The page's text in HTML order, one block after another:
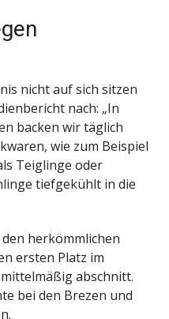
nicht auf sich sitzen
nach: „In
backen wir täglich
wie zum Beispiel
Teiglinge oder
tiefgekühlt in die
herkömmlichen
ersten Platz im
abschnitt.
bei den Brezen und